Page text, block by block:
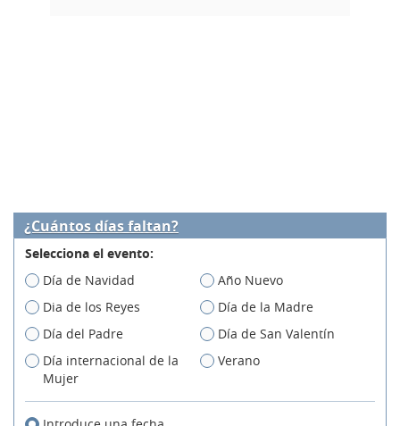
¿Cuántos días faltan?
Selecciona el evento:
Día de Navidad
Año Nuevo
Dia de los Reyes
Día de la Madre
Día del Padre
Día de San Valentín
Día internacional de la
Mujer
Verano